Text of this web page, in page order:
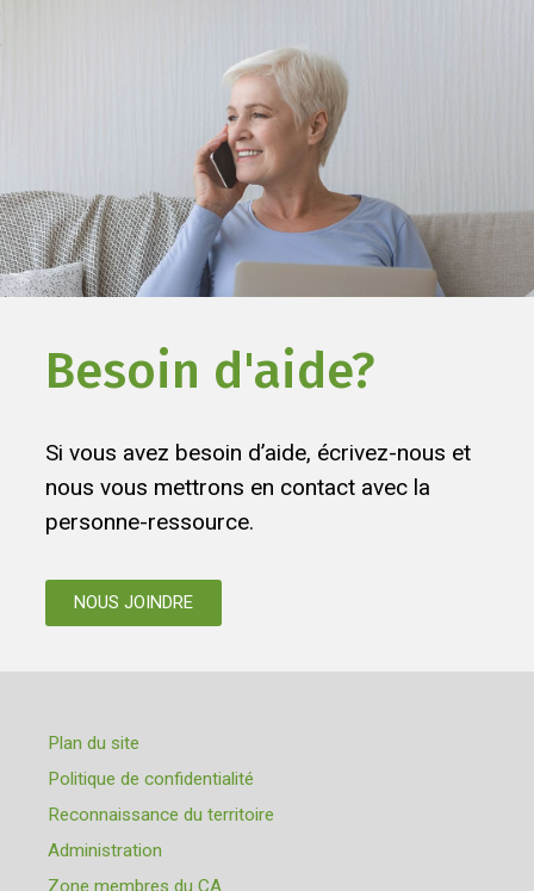
Besoin d'aide?
Si vous avez besoin d’aide, écrivez-nous et
nous vous mettrons en contact avec la
personne-ressource.
NOUS JOINDRE
Plan du site
Politique de confidentialité
Reconnaissance du territoire
Administration
Zone membres du CA